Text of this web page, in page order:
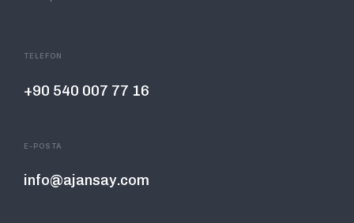
TELEFON
+90 540 007 77 16
E-POSTA
info@ajansay.com